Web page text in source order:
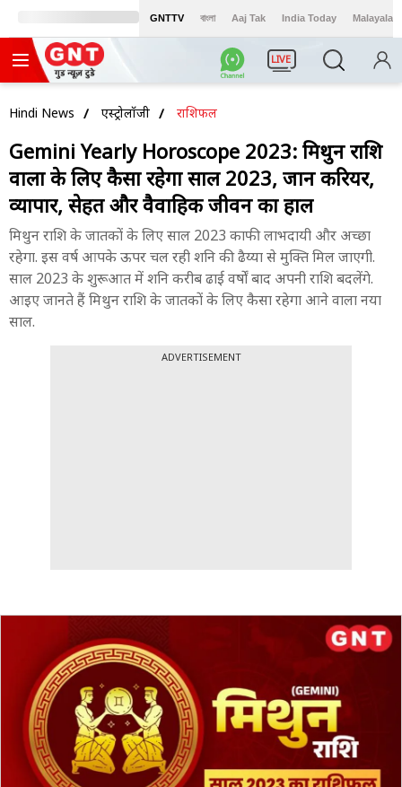
GNTTV বাংলা Aaj Tak India Today Malayalam
LIVE
Hindi News एस्ट्रोलॉजी राशिफल
Gemini Yearly Horoscope 2023: मिथुन राशि
वालों के लिए कैसा रहेगा साल 2023, जानें करियर,
व्यापार, सेहत और वैवाहिक जीवन का हाल
मिथुन राशि के जातकों के लिए साल 2023 काफी लाभदायी और अच्छा
रहेगा. इस वर्ष आपके ऊपर चल रही शनि की ढैय्या से मुक्ति मिल जाएगी.
साल 2023 के शुरूआत में शनि करीब ढाई वर्षों बाद अपनी राशि बदलेंगे.
आइए जानते हैं मिथुन राशि के जातकों के लिए कैसा रहेगा आने वाला नया
साल.
ADVERTISEMENT